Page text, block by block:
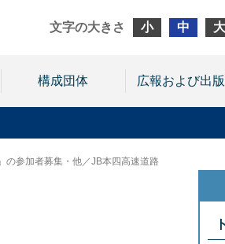
文字の大きさ 小 中
大
構成団体 広報および出
の参加者募集・他／JB本四高速道路